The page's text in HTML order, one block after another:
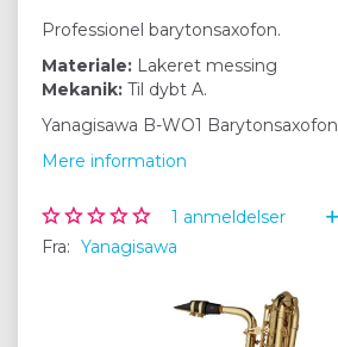
Professionel barytonsaxofon.
Materiale: Lakeret messing
Mekanik: Til dybt A.
Yanagisawa B-WO1 Barytonsaxofon
Mere information
1 anmeldelser
Fra: Yanagisawa